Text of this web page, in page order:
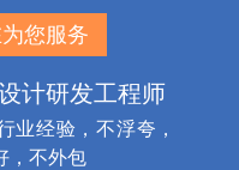
您服务
计研发工程师
业经验，不浮夸，
，不外包